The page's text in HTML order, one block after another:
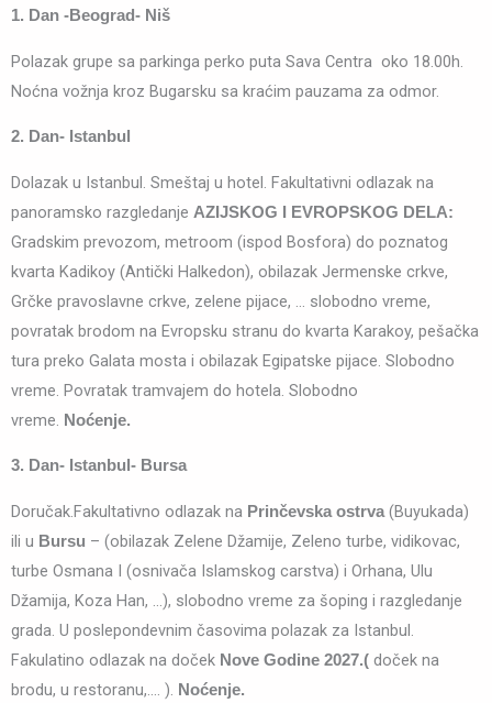
1. Dan -Beograd- Niš
Polazak grupe sa parkinga perko puta Sava Centra oko 18.00h.
Noćna vožnja kroz Bugarsku sa kraćim pauzama za odmor.
2. Dan- Istanbul
Dolazak u Istanbul. Smeštaj u hotel. Fakultativni odlazak na
panoramsko razgledanje AZIJSKOG I EVROPSKOG DELA:
Gradskim prevozom, metroom (ispod Bosfora) do poznatog
kvarta Kadikoy (Antički Halkedon), obilazak Jermenske crkve,
Grčke pravoslavne crkve, zelene pijace, … slobodno vreme,
povratak brodom na Evropsku stranu do kvarta Karakoy, pešačka
tura preko Galata mosta i obilazak Egipatske pijace. Slobodno
vreme. Povratak tramvajem do hotela. Slobodno
vreme. Noćenje.
3. Dan- Istanbul- Bursa
Doručak.Fakultativno odlazak na Prinčevska ostrva(Buyukada)
ili u Bursu – (obilazak Zelene Džamije, Zeleno turbe, vidikovac,
turbe Osmana I (osnivača Islamskog carstva) i Orhana, Ulu
Džamija, Koza Han, …), slobodno vreme za šoping i razgledanje
grada. U poslepondevnim časovima polazak za Istanbul.
Fakulatino odlazak na doček Nove Godine 2027.( doček na
brodu, u restoranu,…. ). Noćenje.